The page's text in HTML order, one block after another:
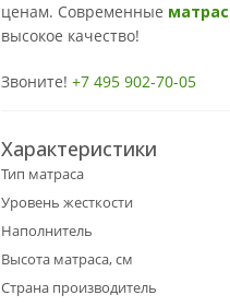
ценам. Современные
высокое качество!
Звоните! +7 495 902-70-05
Характеристики
Тип матраса
Уровень жесткости
Наполнитель
Высота матраса, см
Страна производитель